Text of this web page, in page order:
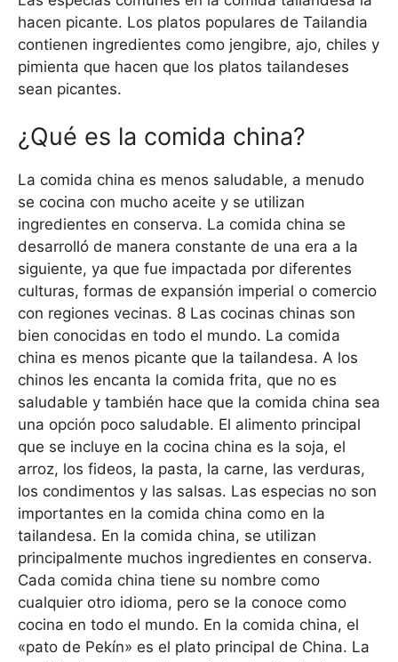
hacen picante. Los platos populares de Tailandia
contienen ingredientes como jengibre, ajo, chiles y
pimienta que hacen que los platos tailandeses
sean picantes.
¿Qué es la comida china?
La comida china es menos saludable, a menudo
se cocina con mucho aceite y se utilizan
ingredientes en conserva. La comida china se
desarrolló de manera constante de una era a la
siguiente, ya que fue impactada por diferentes
culturas, formas de expansión imperial o comercio
con regiones vecinas. 8 Las cocinas chinas son
bien conocidas en todo el mundo. La comida
china es menos picante que la tailandesa. A los
chinos les encanta la comida frita, que no es
saludable y también hace que la comida china sea
una opción poco saludable. El alimento principal
que se incluye en la cocina china es la soja, el
arroz, los fideos, la pasta, la carne, las verduras,
los condimentos y las salsas. Las especias no son
importantes en la comida china como en la
tailandesa. En la comida china, se utilizan
principalmente muchos ingredientes en conserva.
Cada comida china tiene su nombre como
cualquier otro idioma, pero se la conoce como
cocina en todo el mundo. En la comida china, el
«pato de Pekín» es el plato principal de China. La